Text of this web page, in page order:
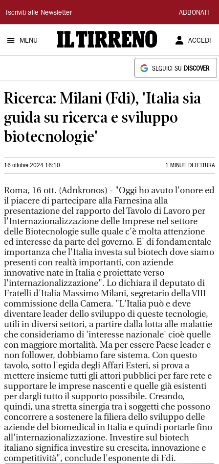
Il
Tirreno
Iscriviti alle Newsletter ABBONATI
MENU ACCEDI
SEGUICI SU DISCOVER
Ricerca: Milani (Fdi), 'Italia sia
guida su ricerca e sviluppo
biotecnologie'
16 ottobre 2024 16:10 1 MINUTI DI LETTURA
Roma, 16 ott. (Adnkronos) - "Oggi ho avuto l'onore ed
il piacere di partecipare alla Farnesina alla
presentazione del rapporto del Tavolo di Lavoro per
l'Internazionalizzazione delle Imprese nel settore
delle Biotecnologie sulle quale c'è molta attenzione
ed interesse da parte del governo. E' di fondamentale
importanza che l'Italia investa sul biotech dove siamo
presenti con realtà importanti, con aziende
innovative nate in Italia e proiettate verso
l'internazionalizzazione". Lo dichiara il deputato di
Fratelli d'Italia Massimo Milani, segretario della VIII
commissione della Camera. "L'Italia può e deve
diventare leader dello sviluppo di queste tecnologie,
utili in diversi settori, a partire dalla lotta alle malattie
che consideriamo di 'interesse nazionale' cioè quelle
con maggiore mortalità. Ma per essere Paese leader e
non follower, dobbiamo fare sistema. Con questo
tavolo, sotto l'egida degli Affari Esteri, si prova a
mettere insieme tutti gli attori pubblici per fare rete e
supportare le imprese nascenti e quelle già esistenti
per dargli tutto il supporto possibile. Creando,
quindi, una stretta sinergia tra i soggetti che possono
concorrere a sostenere la filiera dello sviluppo delle
aziende del biomedical in Italia e quindi portarle fino
all'internazionalizzazione. Investire sul biotech
italiano significa investire su crescita, innovazione e
competitività", conclude l'esponente di Fdi.